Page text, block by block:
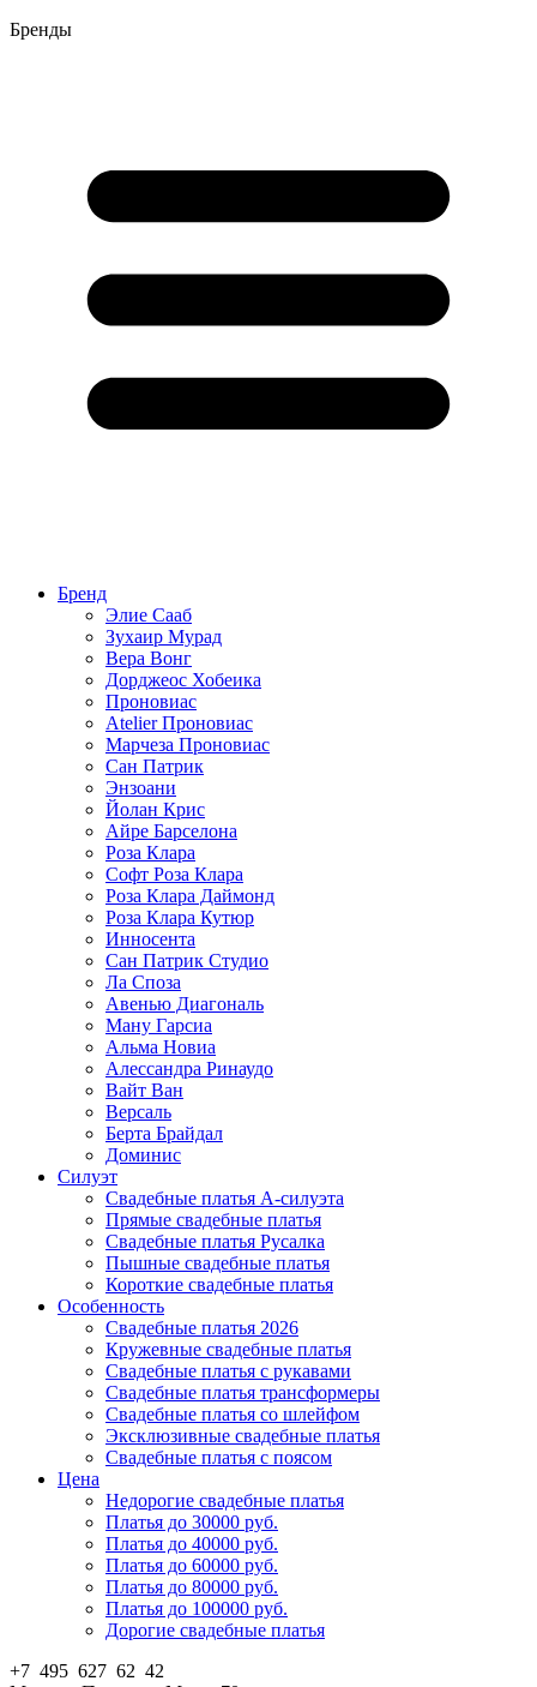
Бренды
Бренд
Элие Сааб
Зухаир Мурад
Вера Вонг
Дорджеос Хобеика
Проновиас
Atelier Проновиас
Марчеза Проновиас
Сан Патрик
Энзоани
Йолан Крис
Айре Барселона
Роза Клара
Софт Роза Клара
Роза Клара Даймонд
Роза Клара Кутюр
Инносента
Сан Патрик Студио
Ла Споза
Авенью Диагональ
Ману Гарсиа
Альма Новиа
Алессандра Ринаудо
Вайт Ван
Версаль
Берта Брайдал
Доминис
Силуэт
Свадебные платья А-силуэта
Прямые свадебные платья
Свадебные платья Русалка
Пышные свадебные платья
Короткие свадебные платья
Особенность
Свадебные платья 2026
Кружевные свадебные платья
Свадебные платья с рукавами
Свадебные платья трансформеры
Свадебные платья со шлейфом
Эксклюзивные свадебные платья
Свадебные платья с поясом
Цена
Недорогие свадебные платья
Платья до 30000 руб.
Платья до 40000 руб.
Платья до 60000 руб.
Платья до 80000 руб.
Платья до 100000 руб.
Дорогие свадебные платья
+7 495 627 62 42